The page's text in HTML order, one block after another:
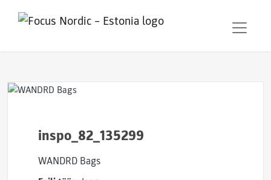
inspo_82_135299
WANDRD Bags